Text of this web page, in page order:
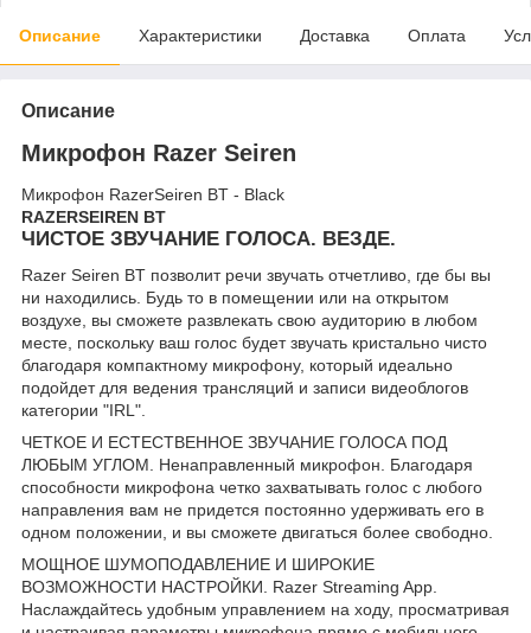
Описание Характеристики Доставка Оплата
Описание
Микрофон Razer Seiren
Микрофон RazerSeiren BT - Black
RAZERSEIREN BT
ЧИСТОЕ ЗВУЧАНИЕ ГОЛОСА. ВЕЗДЕ.
Razer Seiren BT позволит речи звучать отчетливо, где бы вы
ни находились. Будь то в помещении или на открытом
воздухе, вы сможете развлекать свою аудиторию в любом
месте, поскольку ваш голос будет звучать кристально чисто
благодаря компактному микрофону, который идеально
подойдет для ведения трансляций и записи видеоблогов
категории "IRL".
ЧЕТКОЕ И ЕСТЕСТВЕННОЕ ЗВУЧАНИЕ ГОЛОСА ПОД
ЛЮБЫМ УГЛОМ. Ненаправленный микрофон. Благодаря
способности микрофона четко захватывать голос с любого
направления вам не придется постоянно удерживать его в
одном положении, и вы сможете двигаться более свободно.
МОЩНОЕ ШУМОПОДАВЛЕНИЕ И ШИРОКИЕ
ВОЗМОЖНОСТИ НАСТРОЙКИ. Razer Streaming App.
Наслаждайтесь удобным управлением на ходу, просматривая